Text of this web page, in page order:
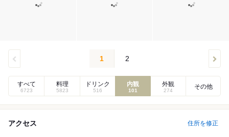
1 2
すべて
6723
料理
5823
ドリンク
516
内観
101
外観
274
その他
アクセス 住所を修正